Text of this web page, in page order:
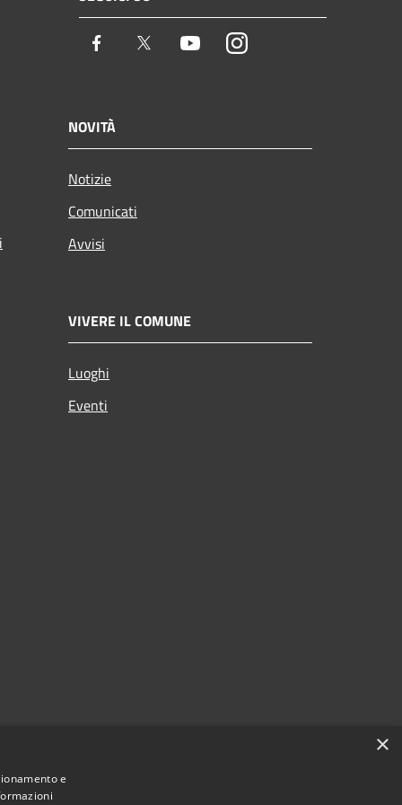
Facebook Twitter YoutubeInstagram
NOVITÀ
Notizie
Comunicati
Avvisi
VIVERE IL COMUNE
Luoghi
Eventi
×
e